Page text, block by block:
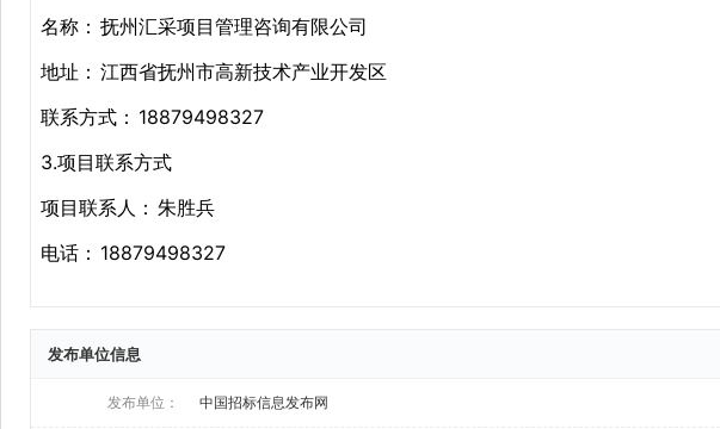
发布单位信息
发布单位： 中国招标信息发布网